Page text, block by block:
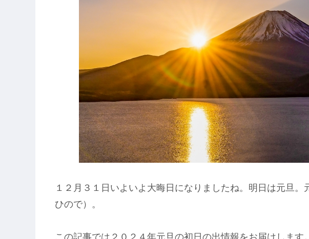
１２月３１日いよいよ大晦日になりましたね。明日は元旦。
ひので）。
この記事では２０２４年元旦の初日の出情報をお届けします。